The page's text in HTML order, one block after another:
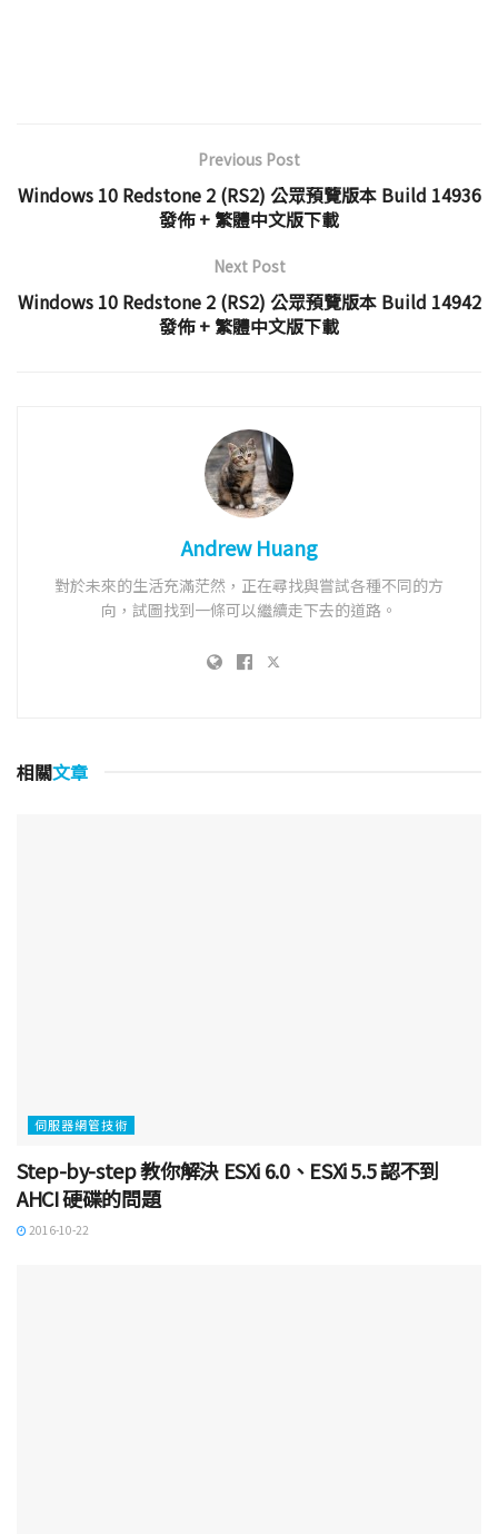
Previous Post
Windows 10 Redstone 2 (RS2) 公眾預覽版本 Build 14936
發佈 + 繁體中文版下載
Next Post
Windows 10 Redstone 2 (RS2) 公眾預覽版本 Build 14942
發佈 + 繁體中文版下載
Andrew Huang
對於未來的生活充滿茫然，正在尋找與嘗試各種不同的方
向，試圖找到一條可以繼續走下去的道路。
相關文章
伺服器網管技術
Step-by-step 教你解決 ESXi 6.0、ESXi 5.5 認不到
AHCI 硬碟的問題
2016-10-22